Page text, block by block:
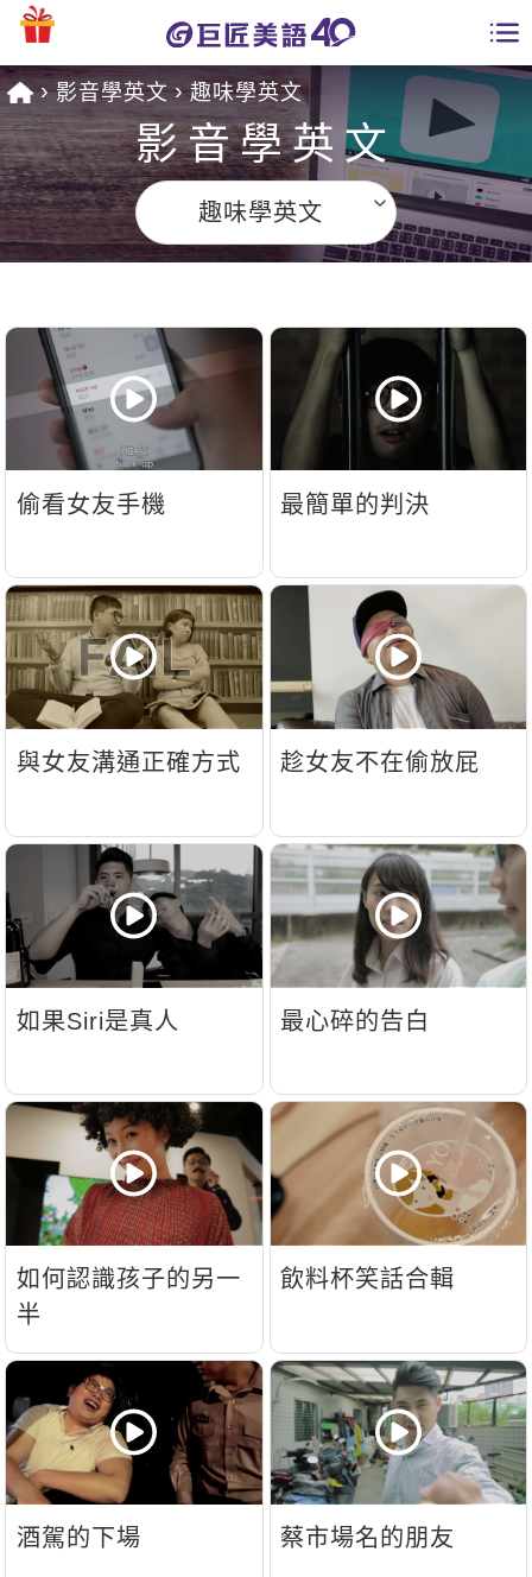
課程總覽
日語課程總表
英文會話
商用英文
英文檢定
TOEIC 多益課程
GEPT 全民英檢課程
TOEFL 托福課程
能力養成
自然發音
英文聽力養成
開口溜英文
旅遊英文
基礎字彙
情境閱讀
英文文法技巧
英文寫作
TED Talks
CNN聽力強化
特色課程
主題課程
英語俱樂部
ECAM
線上真人
日語
韓語
外語即時通
兒童美語
更多
一對一家教
點讀筆教材
數位學習教材
開課查詢
免費資源
英文部落格
多益秒學堂
英文能力測驗
師資團隊
學習分享
學員讚出來
活動花絮
校園贊助
企業服務
學員專區
Recruiting
影音學英文 趣味學英文
影音學英文
趣味學英文
偷看女友手機 最簡單的判決
與女友溝通正確方式 趁女友不在偷放屁
如果Siri是真人 最心碎的告白
如何認識孩子的另一
半
飲料杯笑話合輯
酒駕的下場 蔡市場名的朋友